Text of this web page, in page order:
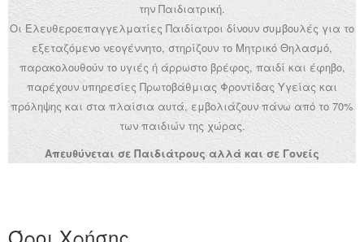
την Παιδιατρική.
Οι Ελευθεροεπαγγελματίες Παιδίατροι δίνουν συμβουλές για το
εξεταζόμενο νεογέννητο, στηρίζουν το Μητρικό Θηλασμό,
παρακολουθούν το υγιές ή άρρωστο βρέφος, παιδί και έφηβο,
παρέχουν υπηρεσίες Πρωτοβάθμιας Φροντίδας Υγείας και
πρόληψης και στα πλαίσια αυτά, εμβολιάζουν πάνω από το 70%
των παιδιών της χώρας.
Απευθύνεται σε Παιδιάτρους αλλά και σε Γονείς